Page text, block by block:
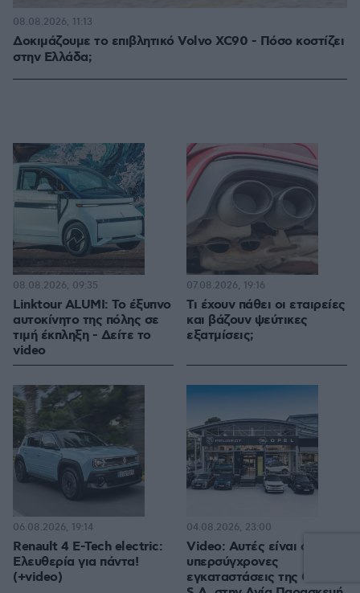
Δοκιμάζουμε το επιβλητικό Volvo XC90 - Πόσο κοστίζει
στην Ελλάδα;
08.08.2026, 11:13
Linktour ALUMI: Το έξυπνο
αυτοκίνητο της πόλης σε
τιμή έκπληξη - Δείτε το
video
08.08.2026, 09:35
Τι έχουν πάθει οι εταιρείες
και βάζουν ψεύτικες
εξατμίσεις;
07.08.2026, 19:16
Renault 4 E-Tech electric:
Ελευθερία για πάντα!
(+video)
06.08.2026, 19:14
Video: Αυτές είναι οι
υπερσύγχρονες
εγκαταστάσεις της Gallo
04.08.2026, 23:00